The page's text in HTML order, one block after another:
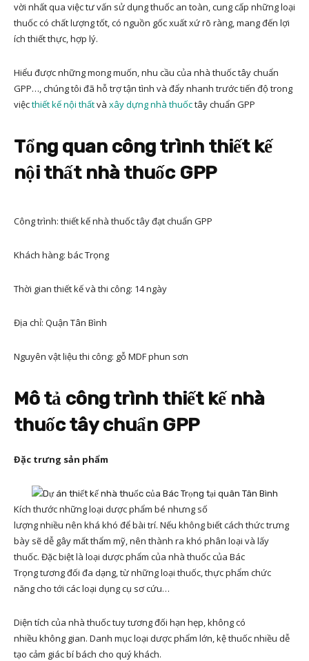
vời nhất qua việc tư vấn sử dụng thuốc an toàn, cung cấp những loại
thuốc có chất lượng tốt, có nguồn gốc xuất xứ rõ ràng, mang đến lợi
ích thiết thực, hợp lý.
Hiểu được những mong muốn, nhu cầu của nhà thuốc tây chuẩn
GPP…, chúng tôi đã hỗ trợ tận tình và đẩy nhanh trước tiến độ trong
việcthiết kế nội thấtvà xây dựng nhà thuốctây chuẩn GPP
Tổng quan công trình thiết kế
nội thất nhà thuốc GPP
Công trình: thiết kế nhà thuốc tây đạt chuẩn GPP
Khách hàng: bác Trọng
Thời gian thiết kế và thi công: 14 ngày
Địa chỉ: Quận Tân Bình
Nguyên vật liệu thi công: gỗ MDF phun sơn
Mô tả công trình thiết kế nhà
thuốc tây chuẩn GPP
Đặc trưng sản phẩm
Kích thước những loại dược phẩm bé nhưng số
lượng nhiều nên khá khó để bài trí. Nếu không biết cách thức trưng
bày sẽ dễ gây mất thẩm mỹ, nên thành ra khó phân loại và lấy
thuốc. Đặc biệt là loại dược phẩm của nhà thuốc của Bác
Trọng tương đối đa dạng, từ những loại thuốc, thực phẩm chức
năng cho tới các loại dụng cụ sơ cứu…
Diện tích của nhà thuốc tuy tương đối hạn hẹp, không có
nhiều không gian. Danh mục loại dược phẩm lớn, kệ thuốc nhiều dễ
tạo cảm giác bí bách cho quý khách.